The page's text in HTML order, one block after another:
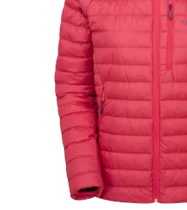
Ein unglaublich warme
Daunenjacke für das
Microlight Alpine Jacketfür
der britischen Marke
Rab®, ist
gemütliche
Daunenjacke, ideal
oder andere sportliche
Hergestellt aus Pertex® Quantum
bekannt für seine winddichten
Eigenschaften, schützt die
effektiv gegen Wind und Wetter.
Isolierung aus ethisch